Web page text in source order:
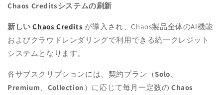
Chaos Creditsシステムの刷新
新しいChaos Credits が導入され、Chaos製品全体のAI機能
およびクラウドレンダリングで利用できる統一クレジット
システムとなります。
各サブスクリプションには、契約プラン（Solo、
Premium、 Collection ）に応じて毎月一定数のChaos